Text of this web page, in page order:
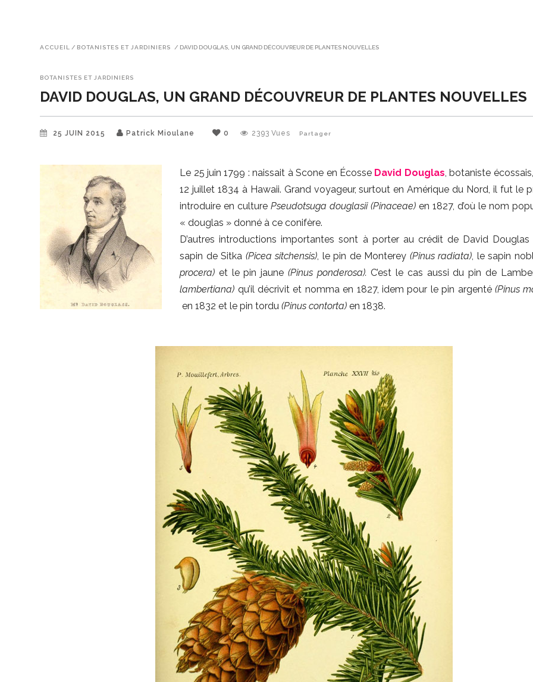
ACCUEIL / BOTANISTES ET JARDINIERS / DAVID DOUGLAS, UN GRAND DÉCOUVREUR DE PLANTES NOUVELLES
BOTANISTES ET JARDINIERS
DAVID DOUGLAS, UN GRAND DÉCOUVREUR DE PLANTES NOUVELLES
25 JUIN 2015 Patrick Mioulane 0 2393 Vues Partager
Le 25 juin 1799 : naissait à Scone en Écosse David Douglas, botaniste
12 juillet 1834 à Hawaii. Grand voyageur, surtout en Amérique du Nord, il fut le
introduire en culturePseudotsuga douglasii (Pinaceae) en 1827, d’où le nom
« douglas » donné à ce conifère.
D’autres introductions importantes sont à porter au crédit de David
sapin de Sitka (Picea sitchensis), le pin de Monterey (Pinus radiata), le sapin
procera) et le pin jaune (Pinus ponderosa). C’est le cas aussi du pin de
lambertiana) qu’il décrivit et nomma en 1827, idem pour le pin argenté (Pinus
en 1832 et le pin tordu(Pinus contorta) en 1838.